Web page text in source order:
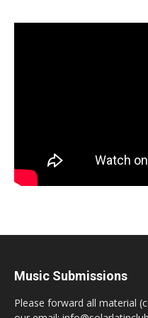
Music Submissions
Please forward all material